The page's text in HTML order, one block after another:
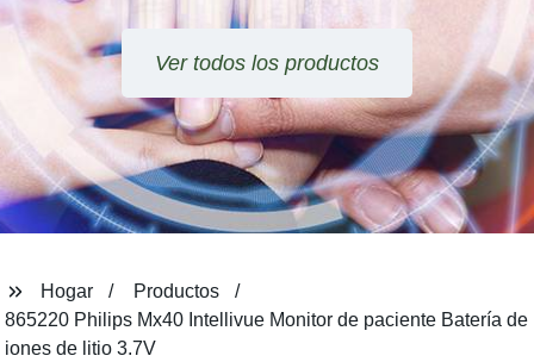
Hogar
Productos
865220 Philips Mx40 Intellivue Monitor de paciente Batería de
iones de litio 3.7V